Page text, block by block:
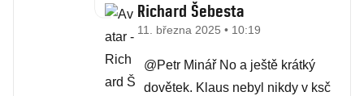
Richard Šebesta
11. března 2025 • 10:19
@Petr Minář No a ještě krátký
dovětek. Klaus nebyl nikdy v ksč